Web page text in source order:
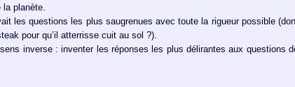
la planète.
les questions les plus saugrenues avec toute la rigueur possible
pour qu’il atterrisse cuit au sol ?).
inverse : inventer les réponses les plus délirantes aux questions